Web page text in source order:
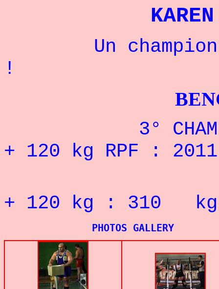
Un champion
!
3°
+ 120 kg RPF : 2011
+ 120 kg : 310 kg
PHOTOS GALLERY